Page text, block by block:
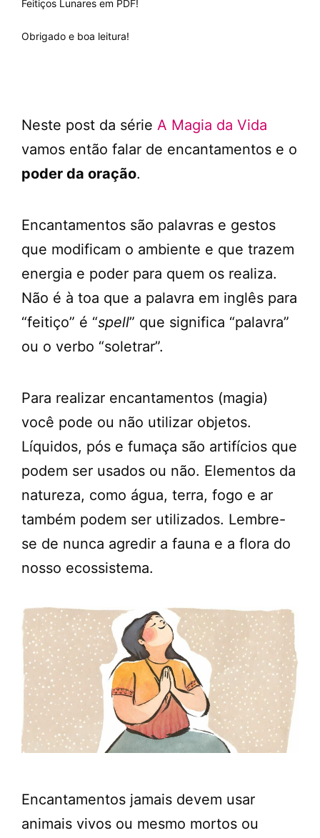
Feitiços Lunares em PDF!
Obrigado e boa leitura!
Neste post da série A Magia da Vida
vamos então falar de encantamentos e o
poder da oração.
Encantamentos são palavras e gestos
que modificam o ambiente e que trazem
energia e poder para quem os realiza.
Não é à toa que a palavra em inglês para
“feitiço” é “spell” que significa “palavra”
ou o verbo “soletrar”.
Para realizar encantamentos (magia)
você pode ou não utilizar objetos.
Líquidos, pós e fumaça são artifícios que
podem ser usados ou não. Elementos da
natureza, como água, terra, fogo e ar
também podem ser utilizados. Lembre-
se de nunca agredir a fauna e a flora do
nosso ecossistema.
Encantamentos jamais devem usar
animais vivos ou mesmo mortos ou